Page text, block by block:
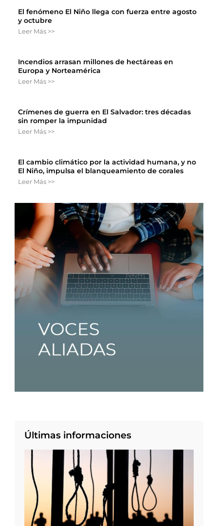
El fenómeno El Niño llega con fuerza entre agosto
y octubre
Leer Más >>
Incendios arrasan millones de hectáreas en
Europa y Norteamérica
Leer Más >>
Crímenes de guerra en El Salvador: tres décadas
sin romper la impunidad
Leer Más >>
El cambio climático por la actividad humana, y no
El Niño, impulsa el blanqueamiento de corales
Leer Más >>
Últimas informaciones